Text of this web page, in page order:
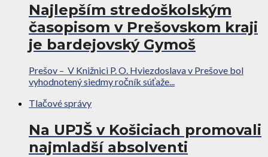
Najlepším stredoškolským
časopisom v Prešovskom kraji
je bardejovský Gymoš
Prešov – V Knižnici P. O. Hviezdoslava v Prešove bol
vyhodnotený siedmy ročník súťaže...
Tlačové správy
Na UPJŠ v Košiciach promovali
najmladší absolventi